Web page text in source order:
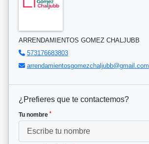
ARRENDAMIENTOS GOMEZ CHALJUBB
573176683803
arrendamientosgomezchaljubb@gmail.com
¿Prefieres que te contactemos?
Tu nombre *